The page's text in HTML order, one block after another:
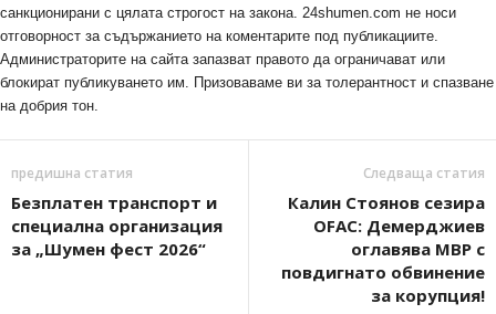
санкционирани с цялата строгост на закона. 24shumen.com не носи
отговорност за съдържанието на коментарите под публикациите.
Администраторите на сайта запазват правото да ограничават или
блокират публикуването им. Призоваваме ви за толерантност и спазване
на добрия тон.
предишна статия
Безплатен транспорт и
специална организация
за „Шумен фест 2026“
Следваща статия
Калин Стоянов сезира
OFAC: Демерджиев
оглавява МВР с
повдигнато обвинение
за корупция!